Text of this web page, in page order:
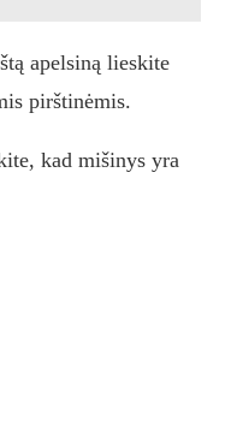
apelsiną lieskite
pirštinėmis.
kad mišinys yra